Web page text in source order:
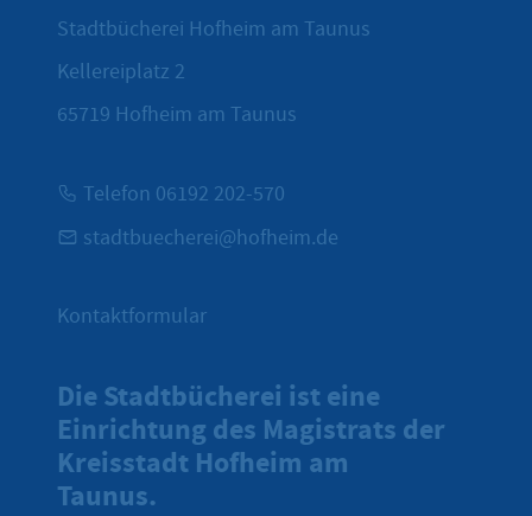
Stadtbücherei Hofheim am Taunus
Kellereiplatz 2
65719 Hofheim am Taunus
Telefon 06192 202-570
stadtbuecherei@hofheim.de
Kontaktformular
Die Stadtbücherei ist eine
Einrichtung des Magistrats der
Kreisstadt Hofheim am
Taunus.